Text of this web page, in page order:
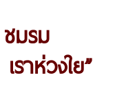
มรม
าห่วงใย”